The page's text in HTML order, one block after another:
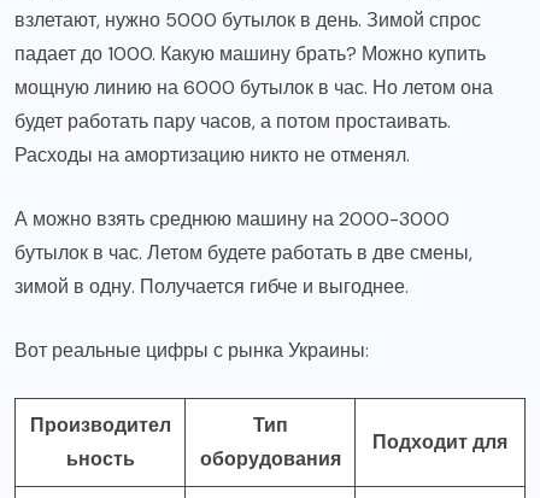
взлетают, нужно 5000 бутылок в день. Зимой спрос
падает до 1000. Какую машину брать? Можно купить
мощную линию на 6000 бутылок в час. Но летом она
будет работать пару часов, а потом простаивать.
Расходы на амортизацию никто не отменял.
А можно взять среднюю машину на 2000-3000
бутылок в час. Летом будете работать в две смены,
зимой в одну. Получается гибче и выгоднее.
Вот реальные цифры с рынка Украины:
Производител
ьность
Тип
оборудования
Подходит для